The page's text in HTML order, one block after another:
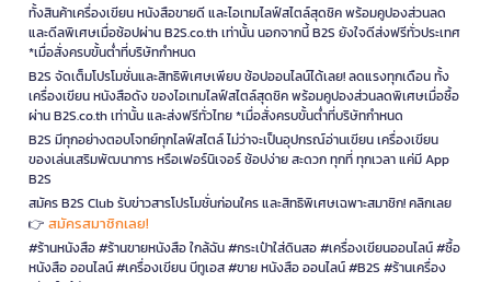
ทั้งสินค้าเครื่องเขียน หนังสือขายดี และไอเทมไลฟ์สไตล์สุดชิค พร้อมคูปองส่วนลด
และดีลพิเศษเมื่อช้อปผ่าน B2S.co.th เท่านั้น นอกจากนี้ B2S ยังใจดีส่งฟรีทั่วประเทศ
*เมื่อสั่งครบขั้นต่ำที่บริษัทกำหนด
B2S จัดเต็มโปรโมชั่นและสิทธิพิเศษเพียบ ช้อปออนไลน์ได้เลย! ลดแรงทุกเดือน ทั้ง
เครื่องเขียน หนังสือดัง ของไอเทมไลฟ์สไตล์สุดชิค พร้อมคูปองส่วนลดพิเศษเมื่อซื้อ
ผ่าน B2S.co.th เท่านั้น และส่งฟรีทั่วไทย *เมื่อสั่งครบขั้นต่ำที่บริษัทกำหนด
B2S มีทุกอย่างตอบโจทย์ทุกไลฟ์สไตล์ ไม่ว่าจะเป็นอุปกรณ์อ่านเขียน เครื่องเขียน
ของเล่นเสริมพัฒนาการ หรือเฟอร์นิเจอร์ ช้อปง่าย สะดวก ทุกที่ ทุกเวลา แค่มี App
B2S
สมัคร B2S Club รับข่าวสารโปรโมชั่นก่อนใคร และสิทธิพิเศษเฉพาะสมาชิก! คลิกเลย
👉 สมัครสมาชิกเลย!
#ร้านหนังสือ #ร้านขายหนังสือ ใกล้ฉัน #กระเป๋าใส่ดินสอ #เครื่องเขียนออนไลน์ #ซื้อ
หนังสือ ออนไลน์ #เครื่องเขียน บีทูเอส #ขาย หนังสือ ออนไลน์ #B2S #ร้านเครื่อง